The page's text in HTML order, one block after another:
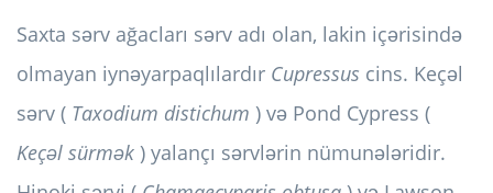
Saxta sərv ağacları sərv adı olan, lakin içərisində
olmayan iynəyarpaqlılardır Cupressus cins. Keçəl
sərv ( Taxodium distichum ) və Pond Cypress (
Keçəl sürmək ) yalançı sərvlərin nümunələridir.